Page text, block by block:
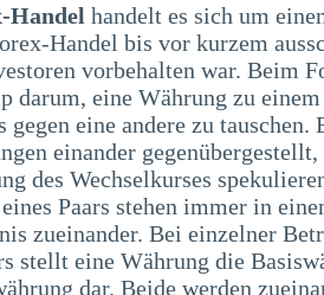
Handel handelt es sich um
Handel bis vor kurzem
vorbehalten war. Beim
darum, eine Währung zu
gegen eine andere zu tauschen.
einander
des Wechselkurses
Paars stehen immer in
zueinander. Bei einzelner
stellt eine Währung die
dar. Beide werden
auf fallende Kurse spekulieren.